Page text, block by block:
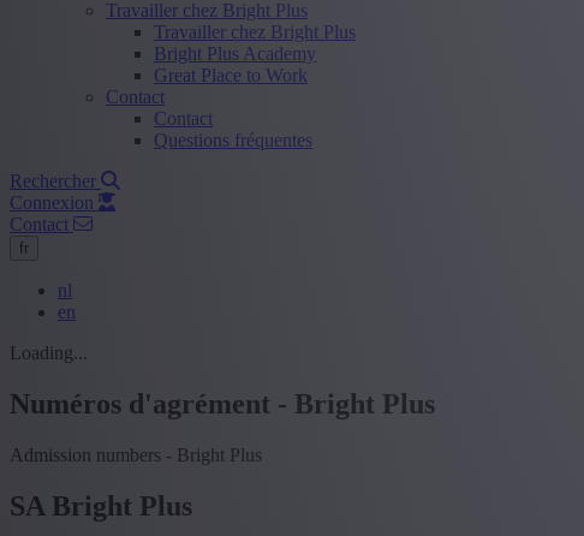
Travailler chez Bright Plus
Travailler chez Bright Plus
Bright Plus Academy
Great Place to Work
Contact
Contact
Questions fréquentes
Rechercher
Connexion
Contact
fr
nl
en
Loading...
Numéros d'agrément - Bright Plus
Admission numbers - Bright Plus
SA Bright Plus